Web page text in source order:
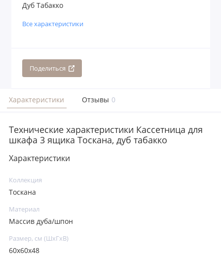
Дуб Табакко
Все характеристики
Поделиться
Характеристики Отзывы 0
Технические характеристики Кассетница для
шкафа 3 ящика Тоскана, дуб табакко
Характеристики
Коллекция
Тоскана
Материал
Массив дуба/шпон
Размер, см (ШхГхВ)
60х60х48